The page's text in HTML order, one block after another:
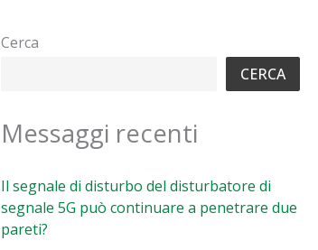
Cerca
CERCA
Messaggi recenti
Il segnale di disturbo del disturbatore di
segnale 5G può continuare a penetrare due
pareti?